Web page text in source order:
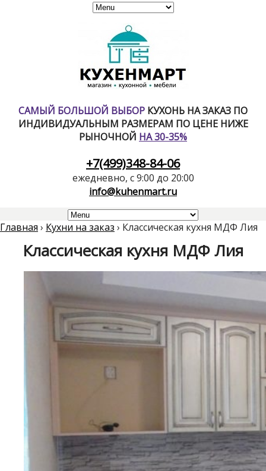
САМЫЙ БОЛЬШОЙ ВЫБОР КУХОНЬ НА ЗАКАЗ ПО
ИНДИВИДУАЛЬНЫМ РАЗМЕРАМ ПО ЦЕНЕ НИЖЕ
РЫНОЧНОЙ НА 30-35%
+7(499)348-84-06
ежедневно, с 9:00 до 20:00
info@kuhenmart.ru
Главная › Кухни на заказ › Классическая кухня МДФ Лия
Классическая кухня МДФ Лия